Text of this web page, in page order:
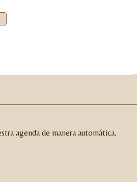
agenda de manera automática.